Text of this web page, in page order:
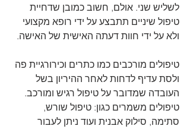
לשליש שני. אולם, חשוב כמובן שדחיית
טיפול שיניים תתבצע על ידי רופא מקצועי
ולא על ידי חוות דעתה האישית של האישה.
טיפולים מורכבים כמו כתרים וכירורגיית פה
ולסת עדיף לדחות לאחר ההיריון בשל
העובדה שמדובר על טיפול רגיש ומורכב.
טיפולים משמרים כגון: טיפול שורש,
סתימה, סילוק אבנית ועוד ניתן לעבור